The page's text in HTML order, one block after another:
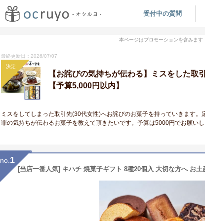
受付中の質問
本ページはプロモーションを含みます
最終更新日：2026/07/07
決定
【お詫びの気持ちが伝わる】ミスをした取
【予算5,000円以内】
ミスをしてしまった取引先(30代女性)へお詫びのお菓子を持っていきます
罪の気持ちが伝わるお菓子を教えて頂きたいです。予算は5000円でお願いし
no. 1